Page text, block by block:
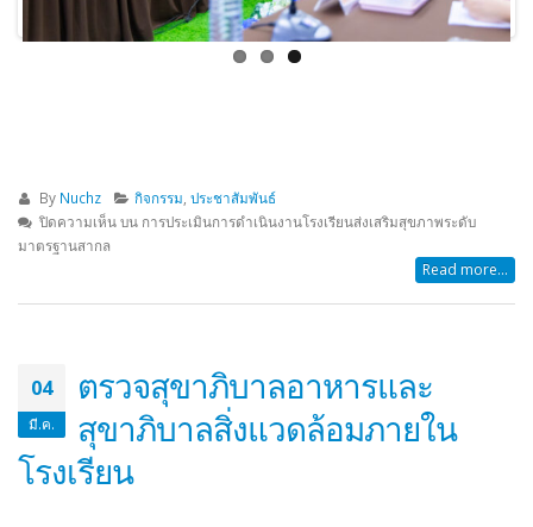
By Nuchz กิจกรรม ,ประชาสัมพันธ์
ปิดความเห็นบน การประเมินการดำเนินงานโรงเรียนส่งเสริมสุขภาพระดับ
มาตรฐานสากล
Read more...
04
มี.ค.
ตรวจสุขาภิบาลอาหารและ
สุขาภิบาลสิ่งแวดล้อมภายใน
โรงเรียน